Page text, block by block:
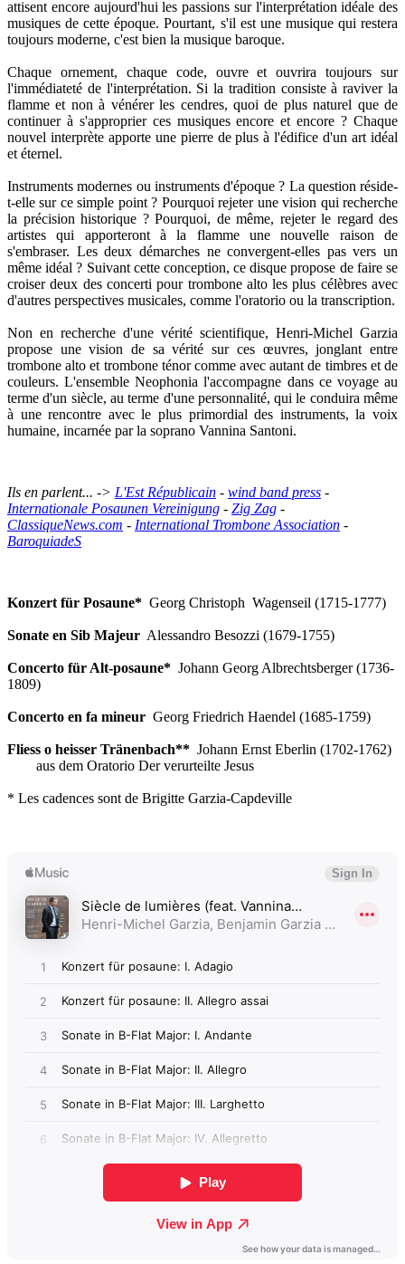
attisent encore aujourd'hui les passions sur l'interprétation idéale des
musiques de cette époque. Pourtant, s'il est une musique qui restera
toujours moderne, c'est bien la musique baroque.
Chaque ornement, chaque code, ouvre et ouvrira toujours sur
l'immédiateté de l'interprétation. Si la tradition consiste à raviver la
flamme et non à vénérer les cendres, quoi de plus naturel que de
continuer à s'approprier ces musiques encore et encore ? Chaque
nouvel interprète apporte une pierre de plus à l'édifice d'un art idéal
et éternel.
Instruments modernes ou instruments d'époque ? La question réside-
t-elle sur ce simple point ? Pourquoi rejeter une vision qui recherche
la précision historique ? Pourquoi, de même, rejeter le regard des
artistes qui apporteront à la flamme une nouvelle raison de
s'embraser. Les deux démarches ne convergent-elles pas vers un
même idéal ? Suivant cette conception, ce disque propose de faire se
croiser deux des concerti pour trombone alto les plus célèbres avec
d'autres perspectives musicales, comme l'oratorio ou la transcription.
Non en recherche d'une vérité scientifique, Henri-Michel Garzia
propose une vision de sa vérité sur ces œuvres, jonglant entre
trombone alto et trombone ténor comme avec autant de timbres et de
couleurs. L'ensemble Neophonia l'accompagne dans ce voyage au
terme d'un siècle, au terme d'une personnalité, qui le conduira même
à une rencontre avec le plus primordial des instruments, la voix
humaine, incarnée par la soprano Vannina Santoni.
Ils en parlent... -> L'Est Républicain - wind band press -
Internationale Posaunen Vereinigung - Zig Zag -
ClassiqueNews.com - International Trombone Association -
BaroquiadeS
Konzert für Posaune* Georg Christoph Wagenseil (1715-1777)
Sonate en Sib Majeur Alessandro Besozzi (1679-1755)
Concerto für Alt-posaune* Johann Georg Albrechtsberger (1736-
1809)
Concerto en fa mineur Georg Friedrich Haendel (1685-1759)
Fliess o heisser Tränenbach** Johann Ernst Eberlin (1702-1762)
aus dem Oratorio Der verurteilte Jesus
* Les cadences sont de Brigitte Garzia-Capdeville